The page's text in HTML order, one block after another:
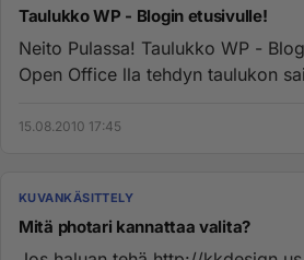
Taulukko WP - Blogin etusivulle!
Neito Pulassa! Taulukko WP -
Open Office lla tehdyn taulukon saisi siirrettyä
15.08.2010 17:45
KUVANKÄSITTELY
Mitä photari kannattaa valita?